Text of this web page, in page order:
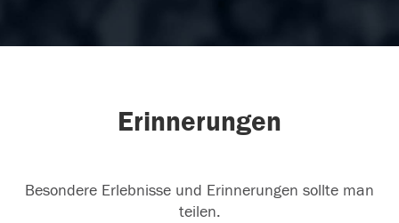
Erinnerungen
Besondere Erlebnisse und Erinnerungen sollte man
teilen.